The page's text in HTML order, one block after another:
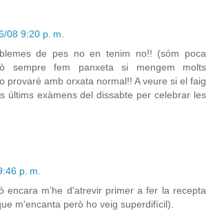
08 9:20 p. m.
de pes no en tenim no!! (sóm poca
sempre fem panxeta si mengem molts
provaré amb orxata normal!! A veure si el faig
últims exàmens del dissabte per celebrar les
p. m.
encara m'he d'atrevir primer a fer la recepta
m'encanta però ho veig superdifícil).